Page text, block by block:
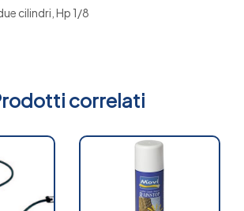
cilindri, Hp 1/8
correlati